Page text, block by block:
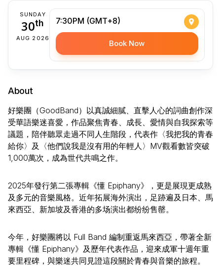
SUNDAY
30th
AUG 2026
7:30PM (GMT+8)
Book Now
About
好樂團（GoodBand）以真誠細膩、直擊人心的詞曲創作深
受華語樂迷喜愛，作品聚焦青春、成長、愛情與自我探索等
議題，陪伴聽眾走過不同人生階段，代表作〈我把我的青春
給你〉及〈他們說我是沒有用的年輕人〉MV觀看數皆突破
1,000萬次，成為世代共鳴之作。
2025年發行第二張專輯《懂 Epiphany》，更是展現更成熟
及多元的音樂風格。近年拓展海外演出，足跡遍及日本、馬
來西亞、新加坡及香港的多场演出都纷纷售罄。
今年，好樂團將以 Full Band 編制重返馬來西亞，帶著全新
專輯《懂 Epiphany》及歷年代表作品，迎來成軍十週年重
要里程碑，與樂迷共同見證這段關於青春與音樂的旅程。